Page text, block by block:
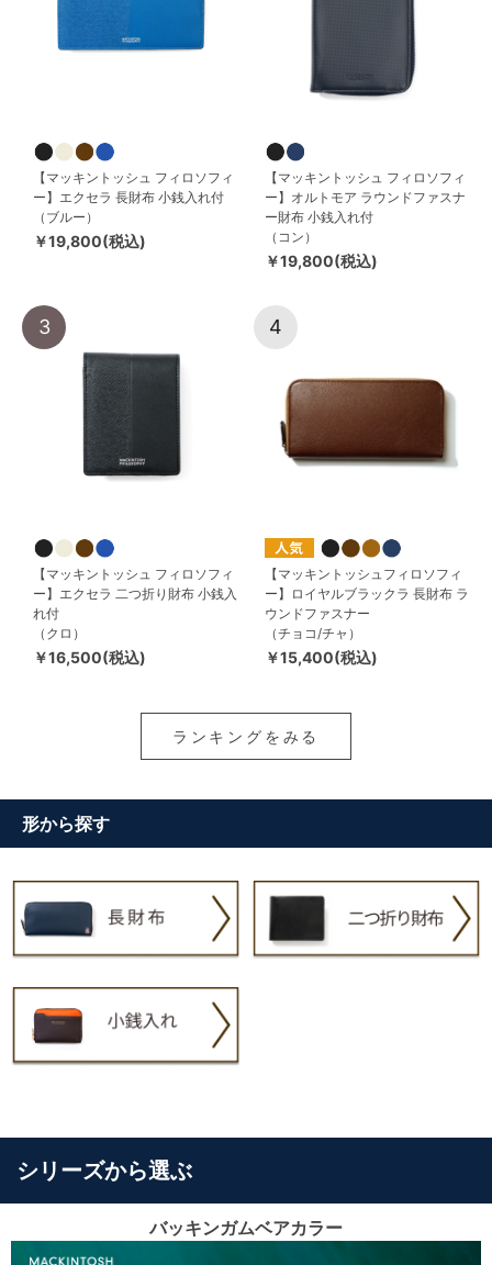
【マッキントッシュ フィロソフィ
ー】エクセラ 長財布 小銭入れ付
（ブルー）
￥19,800(税込)
【マッキントッシュ フィロソフィ
ー】オルトモア ラウンドファスナ
ー財布 小銭入れ付
（コン）
￥19,800(税込)
3
【マッキントッシュ フィロソフィ
ー】エクセラ 二つ折り財布 小銭入
れ付
（クロ）
￥16,500(税込)
4
【マッキントッシュフィロソフィ
ー】ロイヤルブラックラ 長財布 ラ
ウンドファスナー
（チョコ/チャ）
￥15,400(税込)
ランキングをみる
形から探す
シリーズから選ぶ
バッキンガムベアカラー